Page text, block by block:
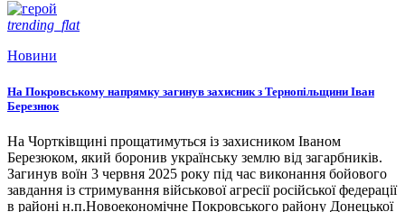
trending_flat
Новини
На Покровському напрямку загинув захисник з Тернопільщини Іван
Березнюк
На Чортківщині прощатимуться із захисником Іваном
Березюком, який боронив українську землю від загарбників.
Загинув воїн 3 червня 2025 року під час виконання бойового
завдання із стримування військової агресії російської федерації
в районі н.п.Новоекономічне Покровського району Донецької